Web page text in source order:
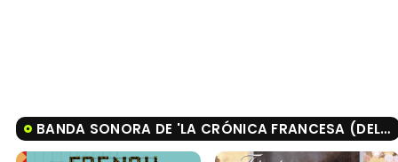
BANDA SONORA DE 'LA CRÓNICA FRANCESA (DEL LIBERTY, KANSAS EVENING SUN)'